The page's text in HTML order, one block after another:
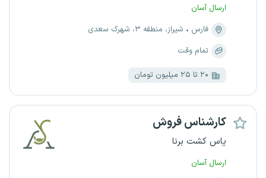
ارسال آسان
فارس
شیراز، منطقه ۳، شهرک سعدی
تمام وقت
۲۰ تا ۲۵ میلیون تومان
کارشناس فروش
یاس کشت برنا
ارسال آسان